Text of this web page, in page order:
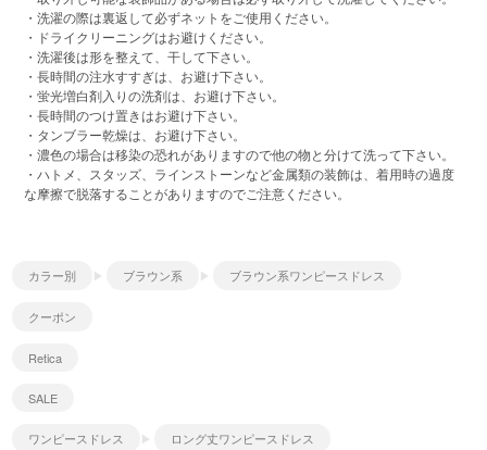
・洗濯の際は裏返して必ずネットをご使用ください。
・ドライクリーニングはお避けください。
・洗濯後は形を整えて、干して下さい。
・長時間の注水すすぎは、お避け下さい。
・蛍光増白剤入りの洗剤は、お避け下さい。
・長時間のつけ置きはお避け下さい。
・タンブラー乾燥は、お避け下さい。
・濃色の場合は移染の恐れがありますので他の物と分けて洗って下さい。
・ハトメ、スタッズ、ラインストーンなど金属類の装飾は、着用時の過度
な摩擦で脱落することがありますのでご注意ください。
カラー別 ブラウン系 ブラウン系ワンピースドレス
クーポン
Retica
SALE
ワンピースドレス ロング丈ワンピースドレス